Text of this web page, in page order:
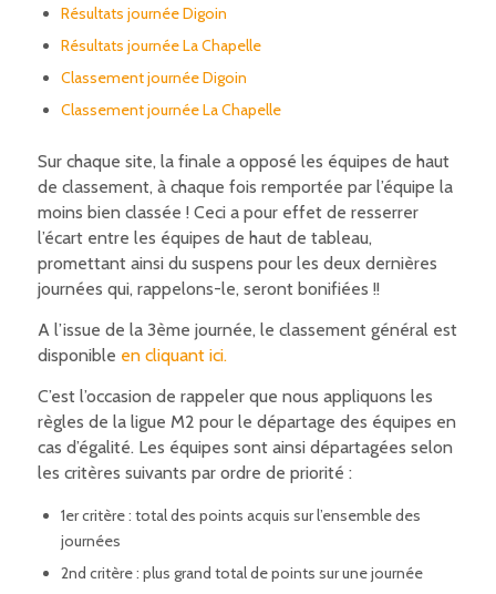
Résultats journée Digoin
Résultats journée La Chapelle
Classement journée Digoin
Classement journée La Chapelle
Sur chaque site, la finale a opposé les équipes de haut
de classement, à chaque fois remportée par l’équipe la
moins bien classée ! Ceci a pour effet de resserrer
l’écart entre les équipes de haut de tableau,
promettant ainsi du suspens pour les deux dernières
journées qui, rappelons-le, seront bonifiées !!
A l’issue de la 3ème journée, le classement général est
disponible en cliquant ici.
C’est l’occasion de rappeler que nous appliquons les
règles de la ligue M2 pour le départage des équipes en
cas d’égalité. Les équipes sont ainsi départagées selon
les critères suivants par ordre de priorité :
1er critère : total des points acquis sur l’ensemble des
journées
2nd critère : plus grand total de points sur une journée